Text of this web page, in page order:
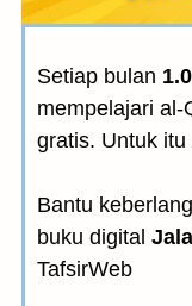
Setiap bulan
mempelajari al-
gratis. Untuk
Bantu
buku digital
TafsirWeb